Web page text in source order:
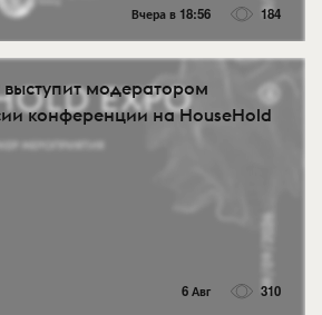
Вчера в 18:56 184
модератором
конференции на HouseHold
6 Авг 310